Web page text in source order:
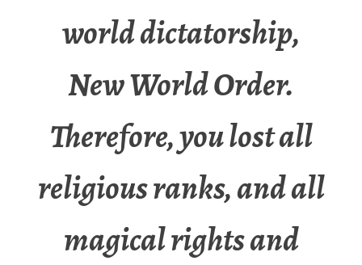
world dictatorship,
New World Order.
Therefore, you lost all
religious ranks, and all
magical rights and